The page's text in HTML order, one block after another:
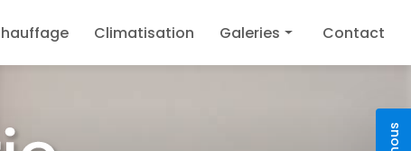
Climatisation Galeries Contact